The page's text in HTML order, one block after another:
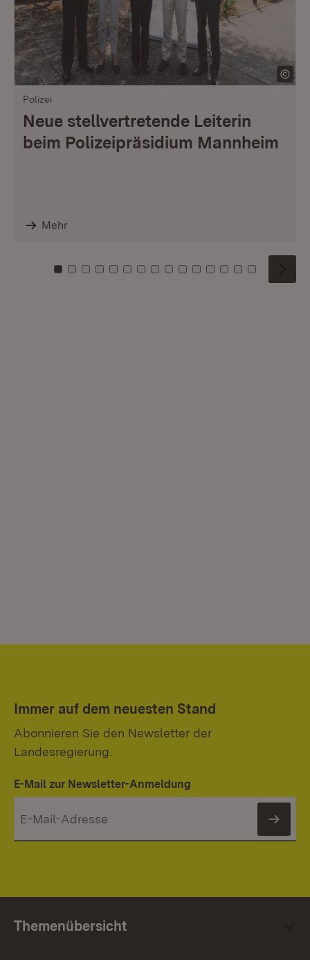
Polizei
Neue stellvertretende Leiterin
beim Polizeipräsidium Mannheim
Mehr
Zu Kachel: 0
Zu Kachel: 1
Zu Kachel: 2
Zu Kachel: 3
Zu Kachel: 4
Zu Kachel: 5
Zu Kachel: 6
Zu Kachel: 7
Zu Kachel: 8
Zu Kachel: 9
Zu Kachel: 10
Zu Kachel: 11
Zu Kachel: 12
Zu Kachel:
Zu
Immer auf dem neuesten Stand
Abonnieren Sie den Newsletter der
Landesregierung.
E-Mail zur Newsletter-Anmeldung
Themenübersicht